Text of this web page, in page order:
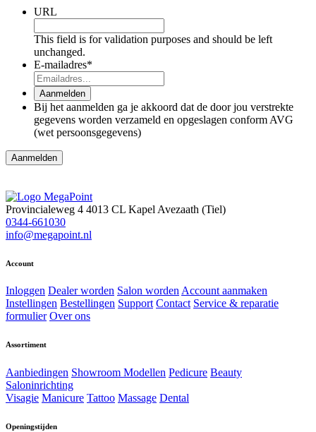
URL
This field is for validation purposes and should be left
unchanged.
E-mailadres*
Aanmelden
Bij het aanmelden ga je akkoord dat de door jou verstrekte
gegevens worden verzameld en opgeslagen conform AVG
(wet persoonsgegevens)
Aanmelden
Provincialeweg 4 4013 CL Kapel Avezaath (Tiel)
0344-661030
info@megapoint.nl
Account
Inloggen Dealer worden Salon wordenAccount aanmaken
Instellingen Bestellingen Support Contact Service & reparatie
formulier Over ons
Assortiment
Aanbiedingen Showroom Modellen Pedicure Beauty
Saloninrichting
Visagie Manicure Tattoo Massage Dental
Openingstijden